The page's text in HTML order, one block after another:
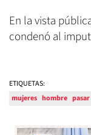
En la vista
condenó al
ETIQUETAS:
mujeres hombre pasar